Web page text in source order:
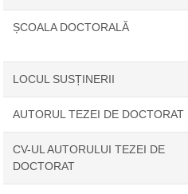
ȘCOALA DOCTORALĂ
LOCUL SUSȚINERII
AUTORUL TEZEI DE DOCTORAT
CV-UL AUTORULUI TEZEI DE
DOCTORAT